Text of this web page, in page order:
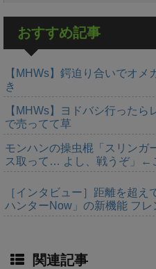
おすすめ記事
【MHWs】鍔迫り合いでオ
き
【MHWs】ヨドバシ行った
で売ってて草
モンハンの操虫棍「スリン
ス取って… よし、戦うぞ」←
［インタビュー］距離を超
ハンターNow」の新機能 フ
関連記事